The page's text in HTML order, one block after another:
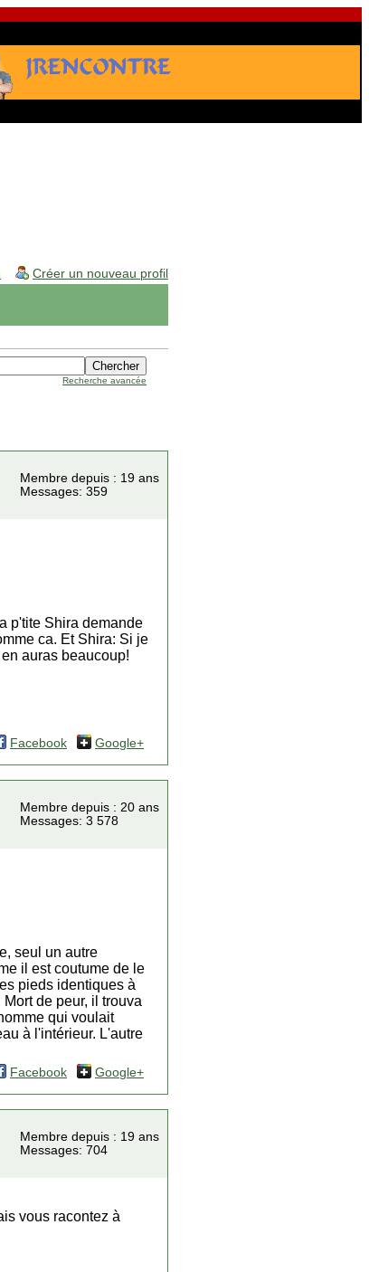
Créer un nouveau profil
Recherche avancée
Membre depuis : 19 ans
Messages: 359
p'tite Shira demande
ca. Et Shira: Si je
auras beaucoup!
Facebook Google+
Membre depuis : 20 ans
Messages: 3 578
seul un autre
il est coutume de le
pieds identiques à
de peur, il trouva
qui voulait
à l'intérieur. L'autre
Facebook Google+
Membre depuis : 19 ans
Messages: 704
vous racontez à